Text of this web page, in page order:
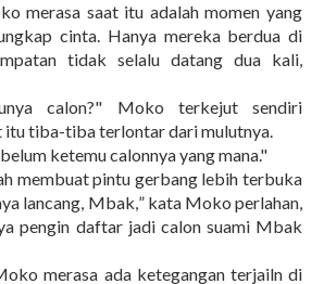
merasa saat itu adalah momen yang
cinta. Hanya mereka berdua di
tidak selalu datang dua kali,
calon?" Moko terkejut sendiri
itu tiba-tiba terlontar dari mulutnya.
ketemu calonnya yang mana."
membuat pintu gerbang lebih terbuka
lancang, Mbak,”kata Moko perlahan,
pengin daftar jadi calon suami Mbak
merasa ada ketegangan terjailn di